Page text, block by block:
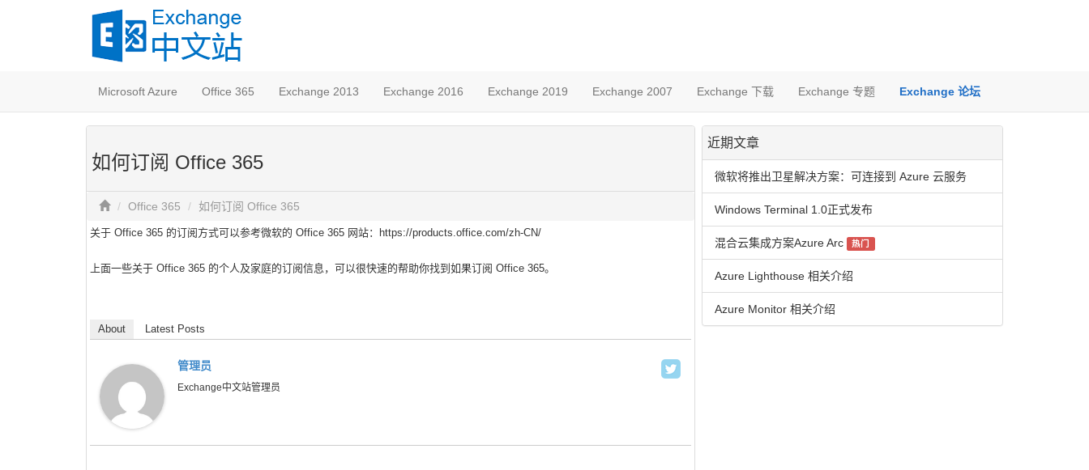
Microsoft Azure Office 365 Exchange 2013 Exchange 2016 Exchange 2019 Exchange 2007 Exchange 下载 Exchange 专题 Exchange 论坛
如何订阅 Office 365
Office 365 如何订阅 Office 365
关于 Office 365 的订阅方式可以参考微软的 Office 365 网站：https://products.office.com/zh-CN/
上面一些关于 Office 365 的个人及家庭的订阅信息，可以很快速的帮助你找到如果订阅 Office 365。
About Latest Posts
管理员
Exchange中文站管理员
近期文章
微软将推出卫星解决方案：可连接到 Azure 云服务
Windows Terminal 1.0正式发布
混合云集成方案Azure Arc 热门
Azure Lighthouse 相关介绍
Azure Monitor 相关介绍